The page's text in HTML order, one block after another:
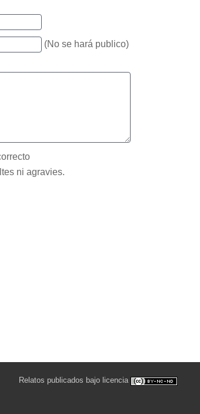
(No se hará publico)
ni agravies.
Relatos publicados bajo licencia